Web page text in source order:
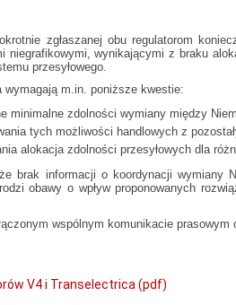
zgłaszanej obu regulatorom
niegrafikowymi, wynikającymi z braku
przesyłowego.
wymagają m.in. poniższe kwestie:
minimalne zdolności wymiany między
tych możliwości handlowych z
alokacja zdolności przesyłowych dla
brak informacji o koordynacji wymiany
obawy o wpływ proponowanych
wspólnym komunikacie
V4 i Transelectrica (pdf)